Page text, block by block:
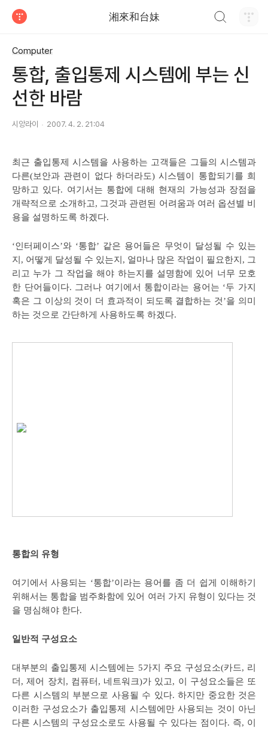
湘來和台妹
Computer
통합, 출입통제 시스템에 부는 신
선한 바람
시앙라이 2007. 4. 2. 21:04
최근 출입통제 시스템을 사용하는 고객들은 그들의 시스템과
다른(보안과 관련이 없다 하더라도) 시스템이 통합되기를 희
망하고 있다. 여기서는 통합에 대해 현재의 가능성과 장점을
개략적으로 소개하고, 그것과 관련된 어려움과 여러 옵션별 비
용을 설명하도록 하겠다.
‘인터페이스’와 ‘통합’ 같은 용어들은 무엇이 달성될 수 있는
지, 어떻게 달성될 수 있는지, 얼마나 많은 작업이 필요한지, 그
리고 누가 그 작업을 해야 하는지를 설명함에 있어 너무 모호
한 단어들이다. 그러나 여기에서 통합이라는 용어는 ‘두 가지
혹은 그 이상의 것이 더 효과적이 되도록 결합하는 것’을 의미
하는 것으로 간단하게 사용하도록 하겠다.
통합의 유형
여기에서 사용되는 ‘통합’이라는 용어를 좀 더 쉽게 이해하기
위해서는 통합을 범주화함에 있어 여러 가지 유형이 있다는 것
을 명심해야 한다.
일반적 구성요소
대부분의 출입통제 시스템에는 5가지 주요 구성요소(카드, 리
더, 제어 장치, 컴퓨터, 네트워크)가 있고, 이 구성요소들은 또
다른 시스템의 부분으로 사용될 수 있다. 하지만 중요한 것은
이러한 구성요소가 출입통제 시스템에만 사용되는 것이 아닌
다른 시스템의 구성요소로도 사용될 수 있다는 점이다. 즉, 이